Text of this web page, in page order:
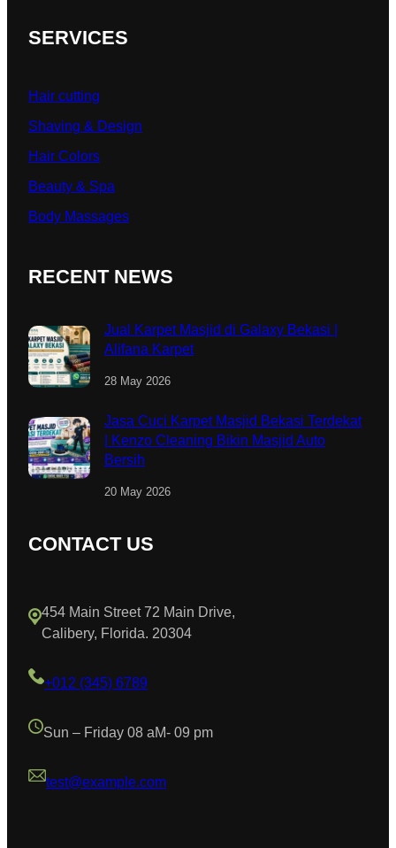
SERVICES
Hair cutting
Shaving & Design
Hair Colors
Beauty & Spa
Body Massages
RECENT NEWS
Jual Karpet Masjid di Galaxy Bekasi |
Alifana Karpet
28 May 2026
Jasa Cuci Karpet Masjid Bekasi Terdekat
| Kenzo Cleaning Bikin Masjid Auto
Bersih
20 May 2026
CONTACT US
454 Main Street 72 Main Drive,
Calibery, Florida. 20304
+012 (345) 6789
Sun – Friday 08 aM- 09 pm
test@example.com